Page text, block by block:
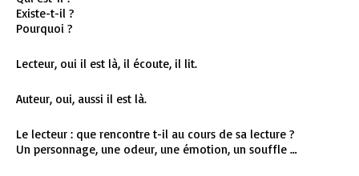
Existe-t-il ?
Pourquoi ?
Lecteur, oui il est là, il écoute, il lit.
Auteur, oui, aussi il est là.
Le lecteur : que rencontre t-il au cours de sa lecture ?
Un personnage, une odeur, une émotion, un souffle …